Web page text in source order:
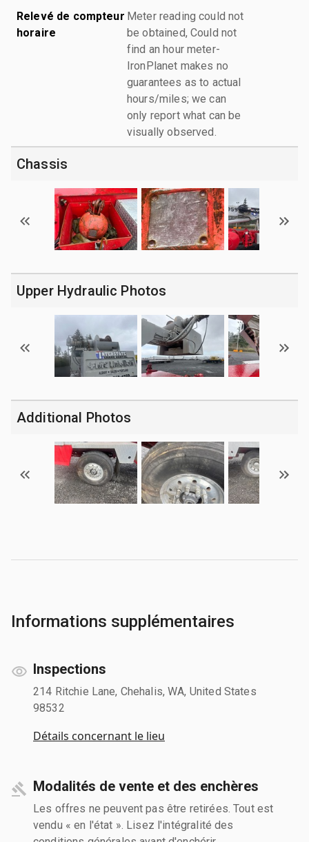
Relevé de compteur
horaire
Meter reading could not
be obtained, Could not
find an hour meter-
IronPlanet makes no
guarantees as to actual
hours/miles; we can
only report what can be
visually observed.
Chassis
Upper Hydraulic Photos
Additional Photos
Informations supplémentaires
Inspections
214 Ritchie Lane, Chehalis, WA, United States
98532
Détails concernant le lieu
Modalités de vente et des enchères
Les offres ne peuvent pas être retirées. Tout est
vendu « en l'état ». Lisez l'intégralité des